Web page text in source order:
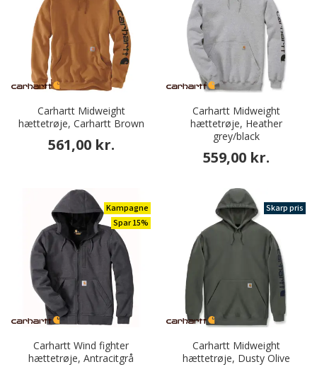
Carhartt Midweight
hættetrøje, Carhartt Brown
561,00 kr.
Carhartt Midweight
hættetrøje, Heather
grey/black
559,00 kr.
Kampagne
Spar 15%
Carhartt Wind fighter
hættetrøje, Antracitgrå
Skarp pris
Carhartt Midweight
hættetrøje, Dusty Olive